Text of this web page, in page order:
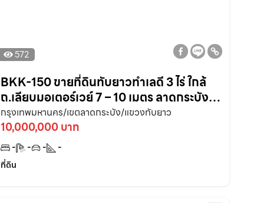
572
BKK-150 ขายที่ดินทับยาวทำเลดี 3 ไร่ ใกล้
ถ.เลียบมอเตอร์เวย์ 7 – 10 เมตร ลาดกระบัง
กรุงเทพ
กรุงเทพมหานคร/เขตลาดกระบัง/แขวงทับยาว
10,000,000 บาท
- - -
-
ที่ดิน